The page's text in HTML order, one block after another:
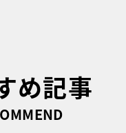
め記事